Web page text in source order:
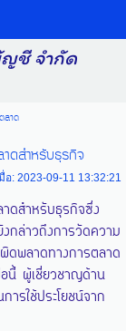
บัญชี จำกัด
ลาด
าดสำหรับธุรกิจ
อ: 2023-09-11 13:32:21
ดสำหรับธุรกิจซึ่ง
กล่าวถึงการวัดความ
ดพลาดทางการตลาด
ผู้เชี่ยวชาญด้าน
ารใช้ประโยชน์จาก